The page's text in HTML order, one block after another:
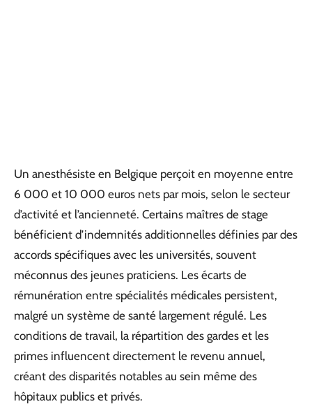
Un anesthésiste en Belgique perçoit en moyenne entre
6 000 et 10 000 euros nets par mois, selon le secteur
d’activité et l’ancienneté. Certains maîtres de stage
bénéficient d’indemnités additionnelles définies par des
accords spécifiques avec les universités, souvent
méconnus des jeunes praticiens. Les écarts de
rémunération entre spécialités médicales persistent,
malgré un système de santé largement régulé. Les
conditions de travail, la répartition des gardes et les
primes influencent directement le revenu annuel,
créant des disparités notables au sein même des
hôpitaux publics et privés.